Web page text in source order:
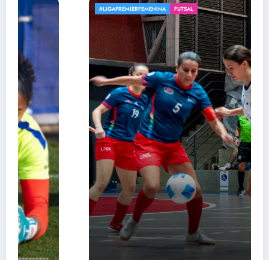
#LIGAPREMIERFEMENINA FUTSAL